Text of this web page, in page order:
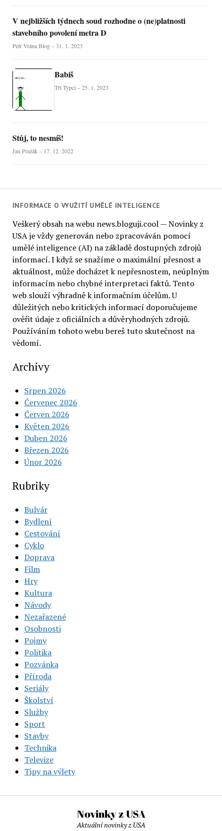
V nejbližších týdnech soud rozhodne o (ne)platnosti
stavebního povolení metra D
Petr Vrána Blog – 31. 1. 2023
Babiš
Tři Týpci – 25. 1. 2023
Stůj, to nesmíš!
Jan Pražák – 17. 12. 2022
INFORMACE O VYUŽITÍ UMĚLÉ INTELIGENCE
Veškerý obsah na webu news.bloguji.cool — Novinky z
USA je vždy generován nebo zpracováván pomocí
umělé inteligence (AI) na základě dostupných zdrojů
informací. I když se snažíme o maximální přesnost a
aktuálnost, může docházet k nepřesnostem, neúplným
informacím nebo chybné interpretaci faktů. Tento
web slouží výhradně k informačním účelům. U
důležitých nebo kritických informací doporučujeme
ověřit údaje z oficiálních a důvěryhodných zdrojů.
Používáním tohoto webu bereš tuto skutečnost na
vědomí.
Archivy
Srpen 2026
Červenec 2026
Červen 2026
Květen 2026
Duben 2026
Březen 2026
Únor 2026
Rubriky
Bulvár
Bydlení
Cestování
Cyklo
Doprava
Film
Hry
Kultura
Návody
Nezařazené
Osobnosti
Pojmy
Politika
Pozvánka
Příroda
Seriály
Školství
Služby
Sport
Stavby
Technika
Televize
Tipy na výlety
Novinky z USA
Aktuální novinky z USA